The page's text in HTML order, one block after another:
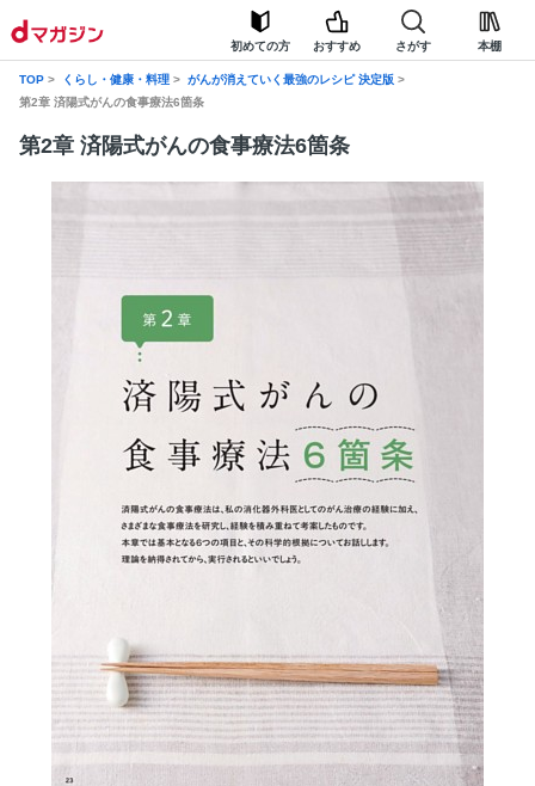
初めての方 おすすめ さがす 本棚
TOP くらし・健康・料理
がんが消えていく最強のレシピ 決定版
第2章 済陽式がんの食事療法6箇条
第2章 済陽式がんの食事療法6箇条